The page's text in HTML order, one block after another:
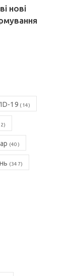
нові
19 (14)
(40)
(347)